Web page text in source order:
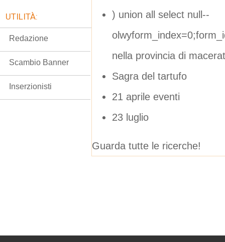
) union all select null--
nella provincia di
Sagra del tartufo
21 aprile eventi
23 luglio
Guarda tutte le ricerche!
UTILITÀ:
Redazione
Scambio Banner
Inserzionisti